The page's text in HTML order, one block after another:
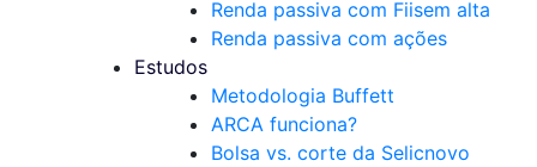
Renda passiva com Fiisem alta
Renda passiva com ações
Estudos
Metodologia Buffett
ARCA funciona?
Bolsa vs. corte da Selicnovo